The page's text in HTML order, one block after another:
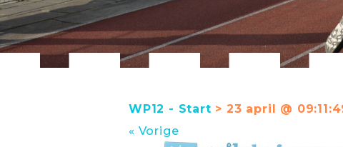
WP12 - Start > 23 april @
« Vorige